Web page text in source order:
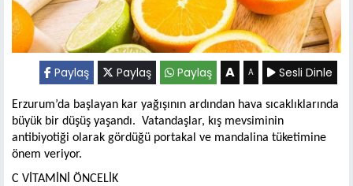
Paylaş Paylaş Paylaş A A Sesli Dinle
Erzurum’da başlayan kar yağışının ardından hava sıcaklıklarında
büyük bir düşüş yaşandı. Vatandaşlar, kış mevsiminin
antibiyotiği olarak gördüğü portakal ve mandalina tüketimine
önem veriyor.
C VİTAMİNİ ÖNCELİK